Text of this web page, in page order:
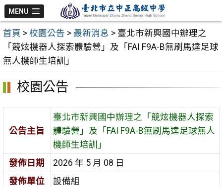
跳
至
主
內
MENU
首頁 > 校園公告 > 最新消息 > 臺北市新興國中辦理之
「競炫機器人探索體驗營」及「FAI F9A-B無刷馬達足球
無人機師生培訓」
校園公告
公告主旨
臺北市新興國中辦理之「競炫機器人探索
體驗營」及「FAI F9A-B無刷馬達足球無人
機師生培訓」
發佈日期
2026 年 5 月 08 日
發佈單位
設備組